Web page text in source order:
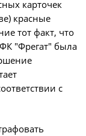
карточек
красные
тот факт, что
"Фрегат" была
с